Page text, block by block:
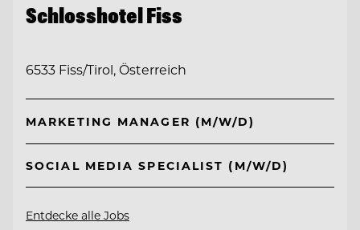
Schlosshotel Fiss
6533 Fiss/Tirol, Österreich
MARKETING MANAGER (M/W/D)
SOCIAL MEDIA SPECIALIST (M/W/D)
Entdecke alle Jobs